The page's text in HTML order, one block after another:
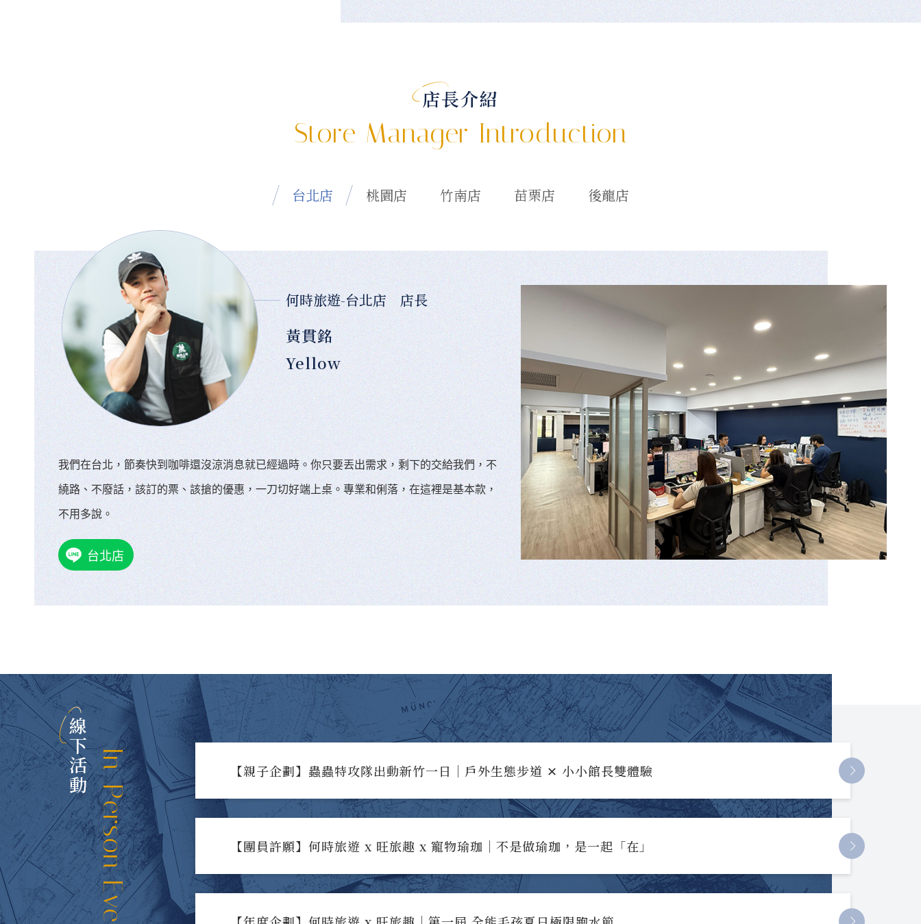
店長介紹
Store Manager Introduction
台北店 桃園店 竹南店 苗栗店 後龍店
何時旅遊-台北店 店長
黃貫銘
Yellow
我們在台北，節奏快到咖啡還沒涼消息就已經過時。你只要丟出需求，剩下的交給我們，不
繞路、不廢話，該訂的票、該搶的優惠，一刀切好端上桌。專業和俐落，在這裡是基本款，
不用多說。
台北店
線下活動In-Person Events 【親子企劃】蟲蟲特攻隊出動新竹一日｜戶外生態步道 ✕ 小小館長雙體驗
【團員許願】何時旅遊 x 旺旅趣 x 寵物瑜珈｜不是做瑜珈，是一起「在」